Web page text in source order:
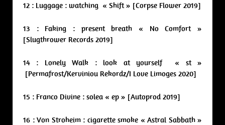
12 : Luggage : watching « Shift » [Corpse Flower 2019]
13 : Faking : present breath « No Comfort »
[Slugthrower Records 2019]
14 : Lonely Walk : look at yourself « st »
[Permafrost/Kerviniou Rekordz/I Love Limoges 2020]
15 : Franco Divine : solea « ep » [Autoprod 2019]
16 : Von Stroheim : cigarette smoke « Astral Sabbath »